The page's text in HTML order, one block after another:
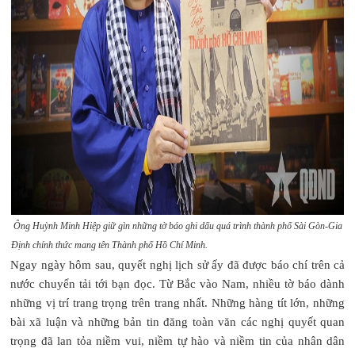
Ông Huỳnh Minh Hiệp giữ gìn những tờ báo ghi dấu quá trình thành phố Sài Gòn-Gia
Định chính thức mang tên Thành phố Hồ Chí Minh.
Ngay ngày hôm sau, quyết nghị lịch sử ấy đã được báo chí trên cả
nước chuyển tải tới bạn đọc. Từ Bắc vào Nam, nhiều tờ báo dành
những vị trí trang trọng trên trang nhất. Những hàng tít lớn, những
bài xã luận và những bản tin đăng toàn văn các nghị quyết quan
trọng đã lan tỏa niềm vui, niềm tự hào và niềm tin của nhân dân